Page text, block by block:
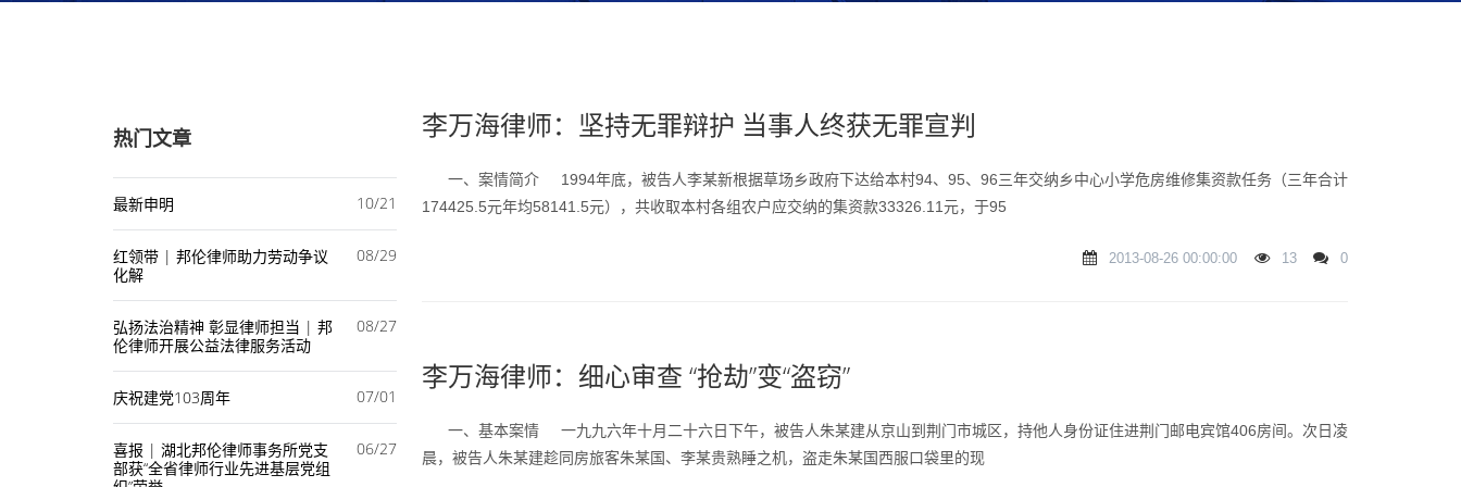
热门文章
最新申明 10/21
红领带 | 邦伦律师助力劳动争议
化解
08/29
弘扬法治精神 彰显律师担当 | 邦
伦律师开展公益法律服务活动
08/27
庆祝建党103周年 07/01
喜报 | 湖北邦伦律师事务所党支
部获“全省律师行业先进基层党组
06/27
李万海律师：坚持无罪辩护 当事人终获无罪宣判
一、案情简介 1994年底，被告人李某新根据草场乡政府下达给本村94、95、96三年交纳乡中心小学危房维修集资款任务（三年合计
174425.5元年均58141.5元），共收取本村各组农户应交纳的集资款33326.11元，于95
2013-08-26 00:00:00 13 0
李万海律师：细心审查 “抢劫”变“盗窃”
一、基本案情 一九九六年十月二十六日下午，被告人朱某建从京山到荆门市城区，持他人身份证住进荆门邮电宾馆406房间。次日凌
晨，被告人朱某建趁同房旅客朱某国、李某贵熟睡之机，盗走朱某国西服口袋里的现